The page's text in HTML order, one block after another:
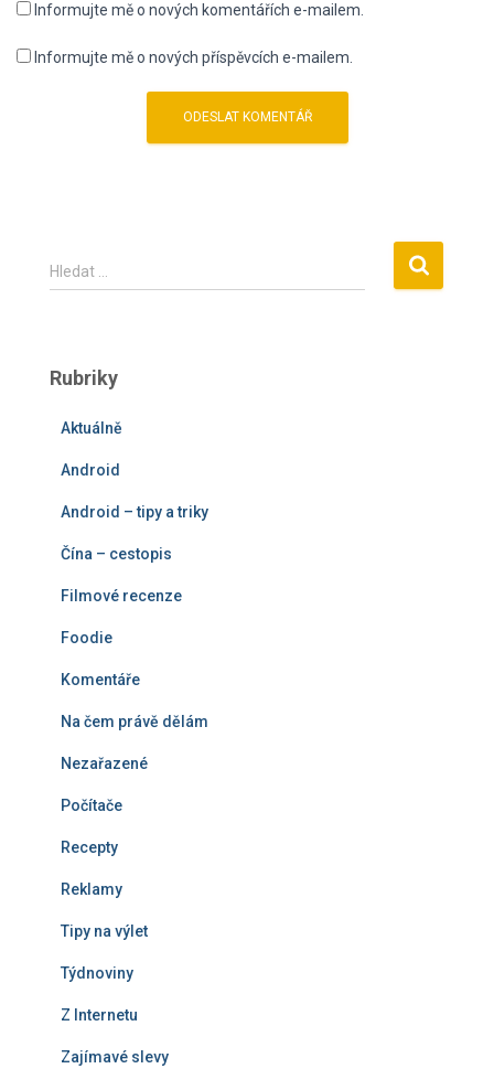
Informujte mě o nových komentářích e-mailem.
Informujte mě o nových příspěvcích e-mailem.
V
y
d
Hledat …
Rubriky
Aktuálně
Android
Android – tipy a triky
Čína – cestopis
Filmové recenze
Foodie
Komentáře
Na čem právě dělám
Nezařazené
Počítače
Recepty
Reklamy
Tipy na výlet
Týdnoviny
Z Internetu
Zajímavé slevy